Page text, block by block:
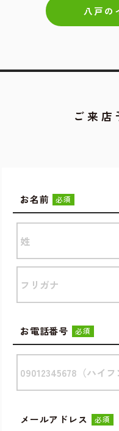
八戸の
ご来店
お名前 必須
お電話番号 必須
メールアドレス 必須